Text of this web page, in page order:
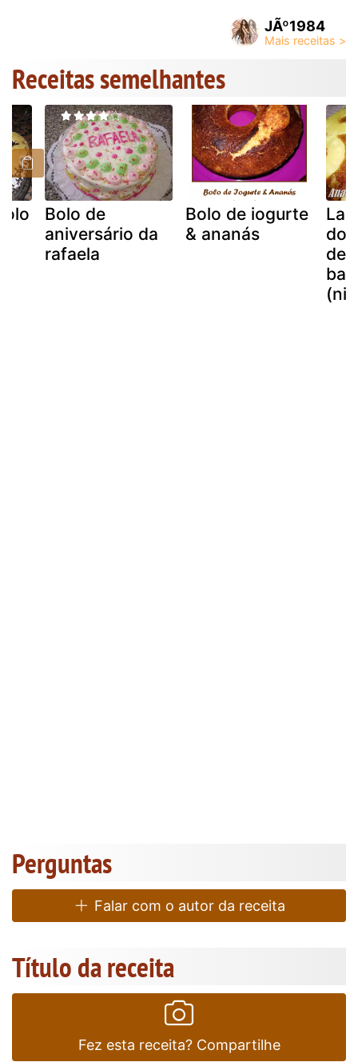
JÃº1984
Receitas semelhantes
Bolo de
aniversário da
rafaela
Bolo de iogurte
& ananás
de
Perguntas
Falar com o autor da receita
Título da receita
Fez esta receita? Compartilhe